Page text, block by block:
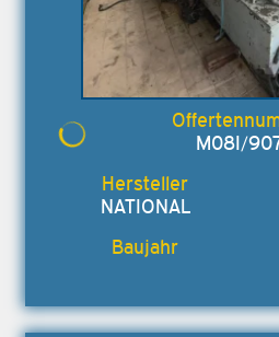
M08I/
NATIONAL